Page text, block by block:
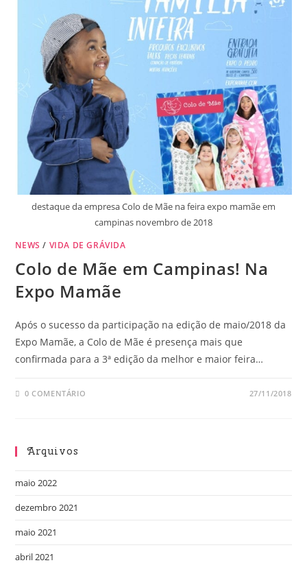
destaque da empresa Colo de Mãe na feira expo mamãe em
campinas novembro de 2018
NEWS / VIDA DE GRÁVIDA
Colo de Mãe em Campinas! Na
Expo Mamãe
Após o sucesso da participação na edição de maio/2018 da
Expo Mamãe, a Colo de Mãe é presença mais que
confirmada para a 3ª edição da melhor e maior feira…
0 COMENTÁRIO 27/11/2018
Arquivos
maio 2022
dezembro 2021
maio 2021
abril 2021